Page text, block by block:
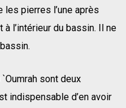
pierres l’une après
à l’intérieur du bassin. Il ne
sont deux
indispensable d’en avoir